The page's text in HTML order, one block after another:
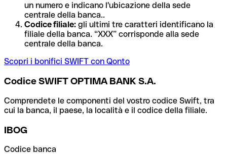
un numero e indicano l'ubicazione della sede
centrale della banca..
Codice filiale: gli ultimi tre caratteri identificano la
filiale della banca. “XXX” corrisponde alla sede
centrale della banca.
Scopri i bonifici SWIFT con Qonto
Codice SWIFT OPTIMA BANK S.A.
Comprendete le componenti del vostro codice Swift, tra
cui la banca, il paese, la località e il codice della filiale.
IBOG
Codice banca